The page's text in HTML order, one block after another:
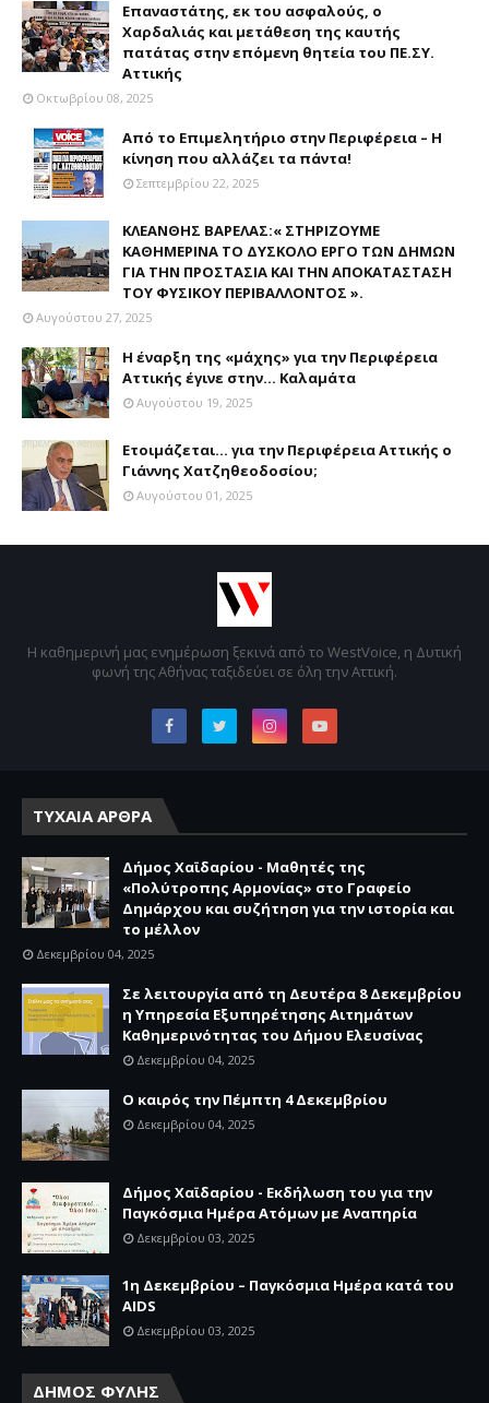
Επαναστάτης, εκ του ασφαλούς, ο
Χαρδαλιάς και μετάθεση της καυτής
πατάτας στην επόμενη θητεία του ΠΕ.ΣΥ.
Αττικής
Οκτωβρίου 08, 2025
Από το Επιμελητήριο στην Περιφέρεια – Η
κίνηση που αλλάζει τα πάντα!
Σεπτεμβρίου 22, 2025
ΚΛΕΑΝΘΗΣ ΒΑΡΕΛΑΣ:« ΣΤΗΡΙΖΟΥΜΕ
ΚΑΘΗΜΕΡΙΝΑ ΤΟ ΔΥΣΚΟΛΟ ΕΡΓΟ ΤΩΝ ΔΗΜΩΝ
ΓΙΑ ΤΗΝ ΠΡΟΣΤΑΣΙΑ ΚΑΙ ΤΗΝ ΑΠΟΚΑΤΑΣΤΑΣΗ
ΤΟΥ ΦΥΣΙΚΟΥ ΠΕΡΙΒΑΛΛΟΝΤΟΣ ».
Αυγούστου 27, 2025
Η έναρξη της «μάχης» για την Περιφέρεια
Αττικής έγινε στην... Καλαμάτα
Αυγούστου 19, 2025
Ετοιμάζεται... για την Περιφέρεια Αττικής ο
Γιάννης Χατζηθεοδοσίου;
Αυγούστου 01, 2025
Η καθημερινή μας ενημέρωση ξεκινά από το WestVoice, η Δυτική
φωνή της Αθήνας ταξιδεύει σε όλη την Αττική.
ΤΥΧΑΙΑ ΑΡΘΡΑ
Δήμος Χαϊδαρίου - Μαθητές της
«Πολύτροπης Αρμονίας» στο Γραφείο
Δημάρχου και συζήτηση για την ιστορία και
το μέλλον
Δεκεμβρίου 04, 2025
Σε λειτουργία από τη Δευτέρα 8 Δεκεμβρίου
η Υπηρεσία Εξυπηρέτησης Αιτημάτων
Καθημερινότητας του Δήμου Ελευσίνας
Δεκεμβρίου 04, 2025
Ο καιρός την Πέμπτη 4 Δεκεμβρίου
Δεκεμβρίου 04, 2025
Δήμος Χαϊδαρίου - Εκδήλωση του για την
Παγκόσμια Ημέρα Ατόμων με Αναπηρία
Δεκεμβρίου 03, 2025
1η Δεκεμβρίου – Παγκόσμια Ημέρα κατά του
AIDS
Δεκεμβρίου 03, 2025
ΔΗΜΟΣ ΦΥΛΗΣ